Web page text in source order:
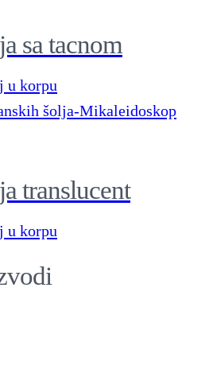
sa tacnom
u korpu
translucent
u korpu